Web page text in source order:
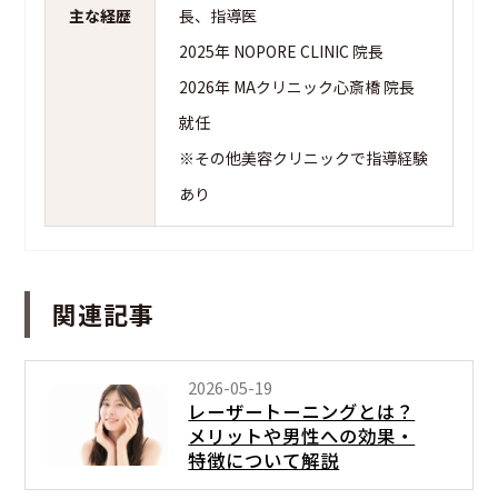
主な経歴
長、指導医
2025年 NOPORE CLINIC 院長
2026年 MAクリニック心斎橋 院長
就任
※その他美容クリニックで指導経験
あり
関連記事
2026-05-19
レーザートーニングとは？
メリットや男性への効果・
特徴について解説